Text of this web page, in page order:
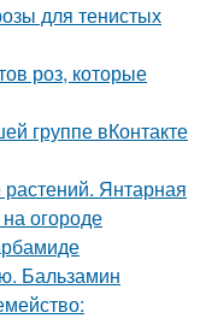
для тенистых
роз, которые
группе вКонтакте
Янтарная
огороде
Бальзамин